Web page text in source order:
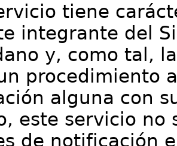
tiene
integrante del
y, como tal,
procedimiento
alguna con
este servicio no
de notificación